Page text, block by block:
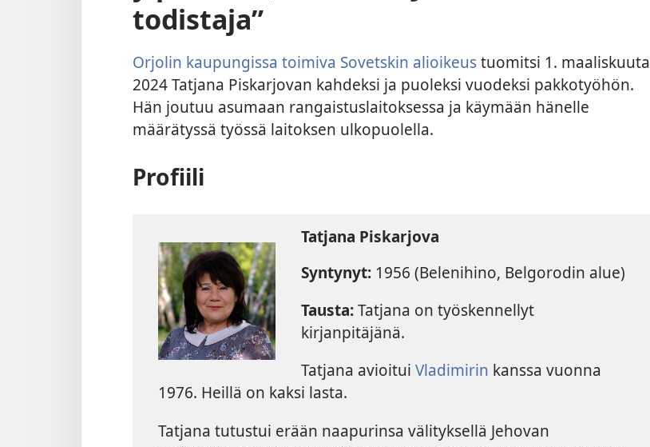
todistaja”
Orjolin kaupungissa toimiva Sovetskin alioikeustuomitsi 1. maaliskuuta
2024 Tatjana Piskarjovan kahdeksi ja puoleksi vuodeksi pakkotyöhön.
Hän joutuu asumaan rangaistuslaitoksessa ja käymään hänelle
määrätyssä työssä laitoksen ulkopuolella.
Profiili
Tatjana Piskarjova
Syntynyt: 1956 (Belenihino, Belgorodin alue)
Tausta:Tatjana on työskennellyt
kirjanpitäjänä.
Tatjana avioitui Vladimirin kanssa vuonna
1976. Heillä on kaksi lasta.
Tatjana tutustui erään naapurinsa välityksellä Jehovan